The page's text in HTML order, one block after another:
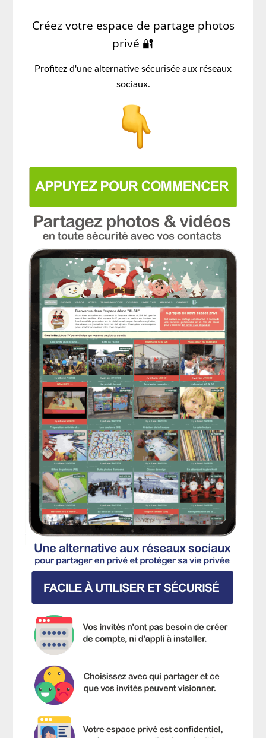
Créez votre espace de partage photos
privé 🔐
Profitez d'une alternative sécurisée aux réseaux
sociaux.